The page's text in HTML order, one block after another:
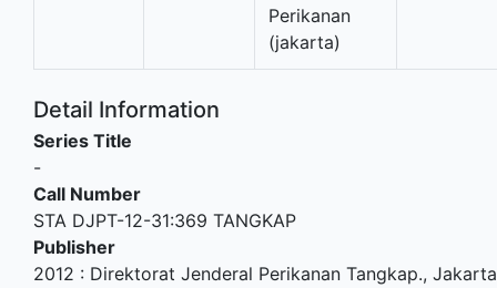
Perikanan
(jakarta)
Detail Information
Series Title
-
Call Number
STA DJPT-12-31:369 TANGKAP
Publisher
2012 : Direktorat Jenderal Perikanan Tangkap., Jakarta